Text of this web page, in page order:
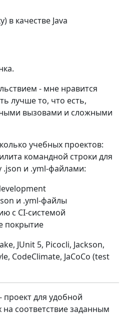
в качестве Java
- мне нравится
лучше то, что есть,
вызовами и сложными
учебных проектов:
командной строки для
.json и .yml-файлами:
и .yml-файлы
с CI-системой
покрытие
JUnit 5, Picocli, Jackson,
CodeClimate, JaCoCo (test
- проект для удобной
соответствие заданным